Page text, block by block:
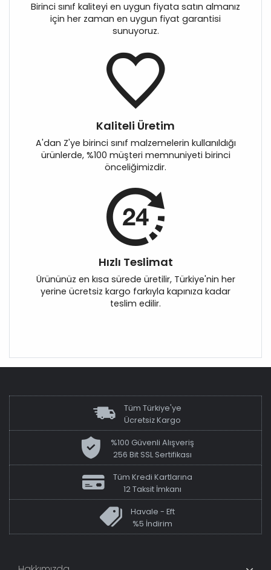
Birinci sınıf kaliteyi en uygun fiyata satın almanız
için her zaman en uygun fiyat garantisi
sunuyoruz.
Kaliteli Üretim
A'dan Z'ye birinci sınıf malzemelerin kullanıldığı
ürünlerde, %100 müşteri memnuniyeti birinci
önceliğimizdir.
Hızlı Teslimat
Ürününüz en kısa sürede üretilir, Türkiye'nin her
yerine ücretsiz kargo farkıyla kapınıza kadar
teslim edilir.
Tüm Türkiye'ye
Ücretsiz Kargo
%100 Güvenli Alışveriş
256 Bit SSL Sertifikası
Tüm Kredi Kartlarına
12 Taksit İmkanı
Havale - Eft
%5 İndirim